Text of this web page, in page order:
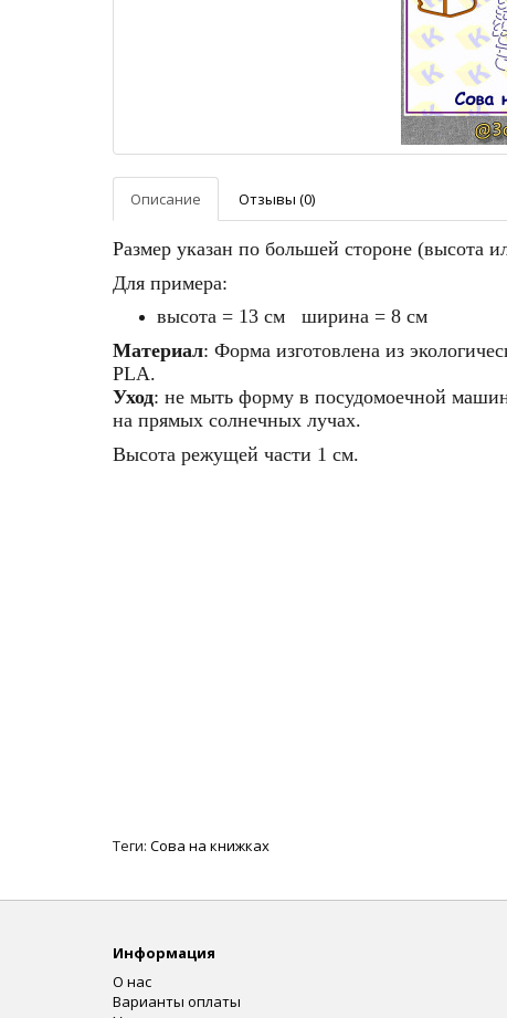
Описание Отзывы (0)
Размер указан по большей стороне (высота
Для примера:
высота = 13 см ширина = 8 см
Материал: Форма изготовлена из
PLA.
Уход: не мыть форму в посудомоечной
на прямых солнечных лучах.
Высота режущей части 1 см.
Теги: Сова на книжках
Информация
О нас
Варианты оплаты